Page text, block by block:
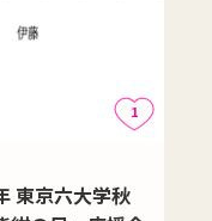
1
東京六大学秋